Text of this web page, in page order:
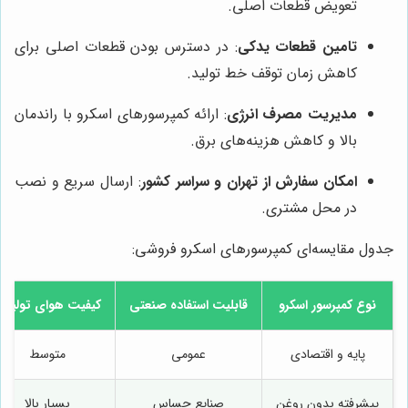
تعویض قطعات اصلی.
تامین قطعات یدکی: در دسترس بودن قطعات اصلی برای
کاهش زمان توقف خط تولید.
مدیریت مصرف انرژی: ارائه کمپرسورهای اسکرو با راندمان
بالا و کاهش هزینه‌های برق.
امکان سفارش از تهران و سراسر کشور: ارسال سریع و نصب
در محل مشتری.
جدول مقایسه‌ای کمپرسورهای اسکرو فروشی:
نوع کمپرسور اسکرو قابلیت استفاده صنعتی کیفیت هوای
پایه و اقتصادی عمومی متوسط
پیشرفته بدون روغن صنایع حساس بسیار بالا